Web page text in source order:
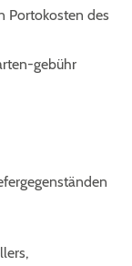
Portokosten des
gebühr